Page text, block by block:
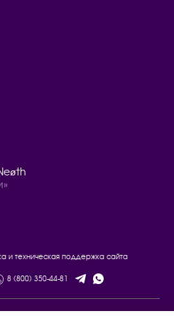
и техническая поддержка сайта
8 (800) 350-44-81